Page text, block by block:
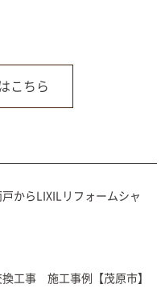
こちら
戸からLIXILリフォームシャ
換工事 施工事例【茂原市】